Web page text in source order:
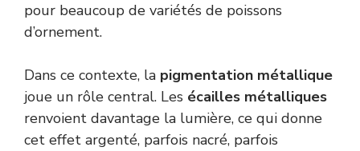
pour beaucoup de variétés de poissons
d’ornement.
Dans ce contexte, la pigmentation métallique
joue un rôle central. Les écailles métalliques
renvoient davantage la lumière, ce qui donne
cet effet argenté, parfois nacré, parfois